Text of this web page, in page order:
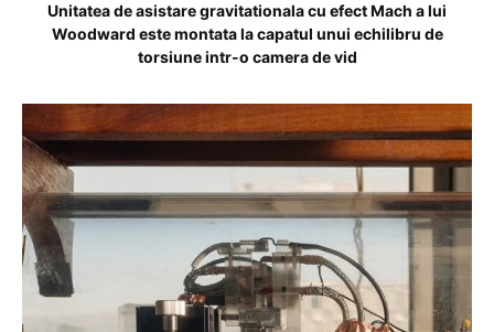
Unitatea de asistare gravitationala cu efect Mach a lui
Woodward este montata la capatul unui echilibru de
torsiune intr-o camera de vid